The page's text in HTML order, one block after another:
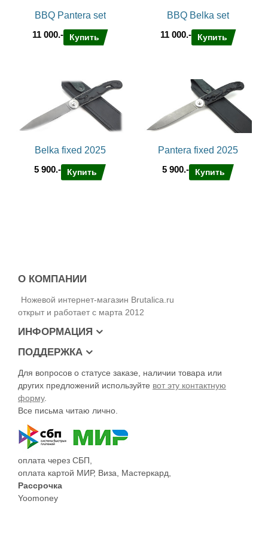
BBQ Pantera set
11 000.-
Купить
BBQ Belka set
11 000.-
Купить
Belka fixed 2025
5 900.-
Купить
Pantera fixed 2025
5 900.-
Купить
О КОМПАНИИ
Ножевой интернет-магазин Brutalica.ru
открыт и работает с марта 2012
ИНФОРМАЦИЯ
ПОДДЕРЖКА
Для вопросов о статусе заказе, наличии товара или
других предложений используйте вот эту контактную
форму.
Все письма читаю лично.
оплата через СБП,
оплата картой МИР, Виза, Мастеркард,
Рассрочка
Yoomoney